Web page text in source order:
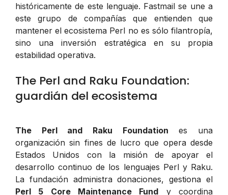
históricamente de este lenguaje. Fastmail se une a
este grupo de compañías que entienden que
mantener el ecosistema Perl no es sólo filantropía,
sino una inversión estratégica en su propia
estabilidad operativa.
The Perl and Raku Foundation:
guardián del ecosistema
The Perl and Raku Foundation es una
organización sin fines de lucro que opera desde
Estados Unidos con la misión de apoyar el
desarrollo continuo de los lenguajes Perl y Raku.
La fundación administra donaciones, gestiona el
Perl 5 Core Maintenance Fund y coordina